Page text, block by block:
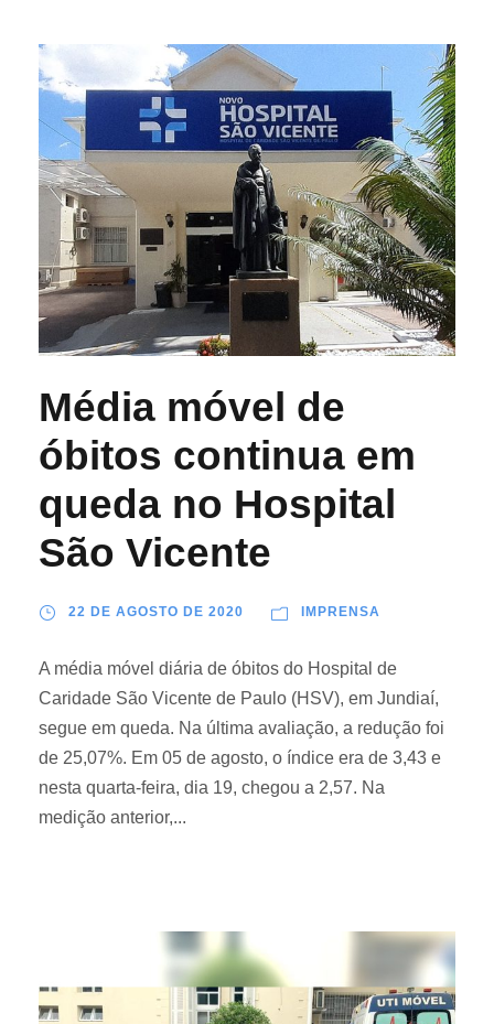
Média móvel de
óbitos continua em
queda no Hospital
São Vicente
22 DE AGOSTO DE 2020 IMPRENSA
A média móvel diária de óbitos do Hospital de
Caridade São Vicente de Paulo (HSV), em Jundiaí,
segue em queda. Na última avaliação, a redução foi
de 25,07%. Em 05 de agosto, o índice era de 3,43 e
nesta quarta-feira, dia 19, chegou a 2,57. Na
medição anterior,...